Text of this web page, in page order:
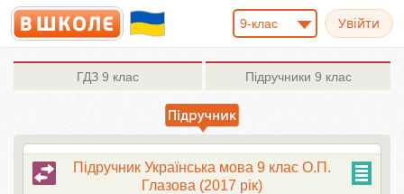
9-клас
ГДЗ 9 клас Підручники 9 клас
Підручник Українська мова 9 клас О.П.
Глазова (2017 рік)